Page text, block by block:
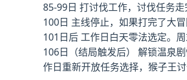
85-99日 打讨伐工作，讨伐任务
100日 主线停止，如果打完了大
101日后 工作日白天零法选定。
106日（结局触发后） 解锁温泉
作日重新开放任务选择，猴子王讨